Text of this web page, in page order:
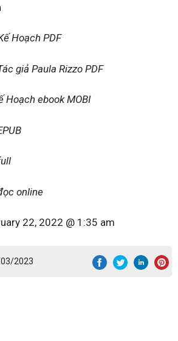
Hoạch PDF
giả Paula Rizzo PDF
Hoạch ebook MOBI
online
22, 2022 @ 1:35 am
2023